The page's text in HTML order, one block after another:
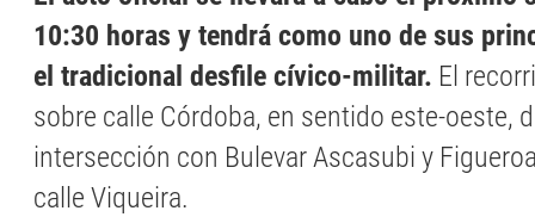
10:30 horas y tendrá como uno de sus
el tradicional desfile cívico-militar. El
sobre calle Córdoba, en sentido este-oeste,
intersección con Bulevar Ascasubi y
calle Viqueira.